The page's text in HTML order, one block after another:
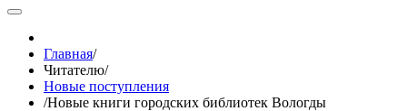
Главная/
Читателю/
Новые поступления
/Новые книги городских библиотек Вологды